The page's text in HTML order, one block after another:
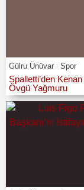
Gülru Ünüvar Spor
Spalletti’den Kenan
Övgü Yağmuru